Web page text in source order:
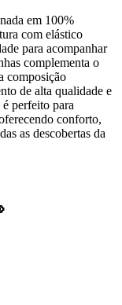
em 100%
com elástico
para acompanhar
complementa o
composição
de alta qualidade e
perfeito para
conforto,
as descobertas da